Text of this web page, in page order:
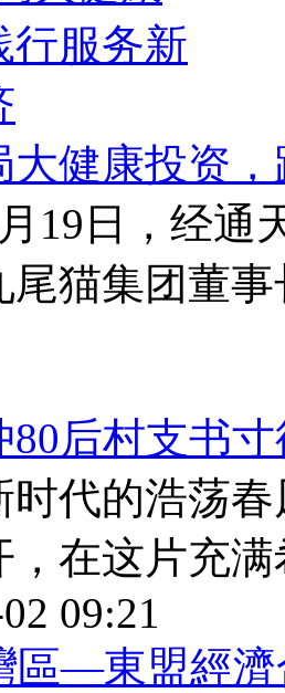
大健康投资
19日，经通
尾猫集团董
80后村支书
的浩荡春
，在这片充
09:21
區—東盟經